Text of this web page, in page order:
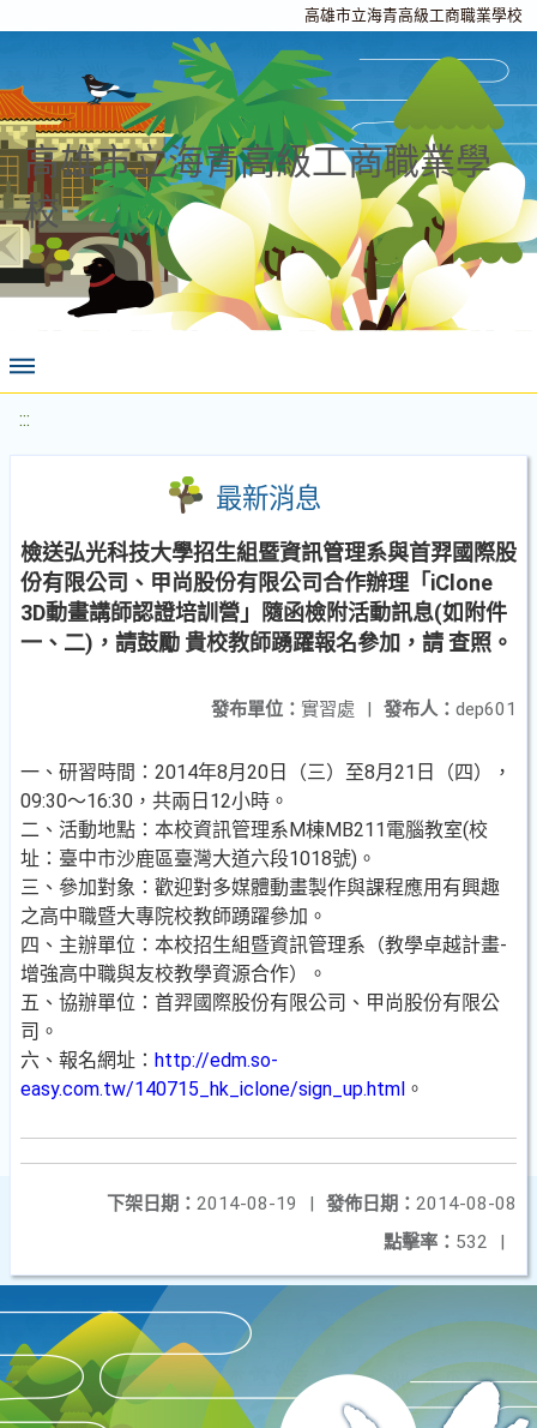
高雄市立海青高級工商職業學校
高雄市立海青高級工商職業學
校
:::
最新消息
檢送弘光科技大學招生組暨資訊管理系與首羿國際股
份有限公司、甲尚股份有限公司合作辦理「iClone
3D動畫講師認證培訓營」隨函檢附活動訊息(如附件
一、二)，請鼓勵 貴校教師踴躍報名參加，請 查照。
發布人： dep601
發布單位： 實習處 |
一、研習時間：2014年8月20日（三）至8月21日（四），
09:30～16:30，共兩日12小時。
二、活動地點：本校資訊管理系M棟MB211電腦教室(校
址：臺中市沙鹿區臺灣大道六段1018號)。
三、參加對象：歡迎對多媒體動畫製作與課程應用有興趣
之高中職暨大專院校教師踴躍參加。
四、主辦單位：本校招生組暨資訊管理系（教學卓越計畫-
增強高中職與友校教學資源合作）。
五、協辦單位：首羿國際股份有限公司、甲尚股份有限公
司。
六、報名網址： http://edm.so-
easy.com.tw/140715_hk_iclone/sign_up.html 。
發佈日期： 2014-08-08
下架日期： 2014-08-19
|
點擊率： 532 |